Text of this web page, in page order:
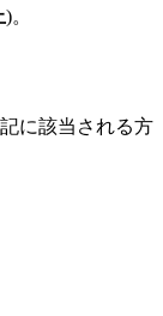
)。
に該当される方